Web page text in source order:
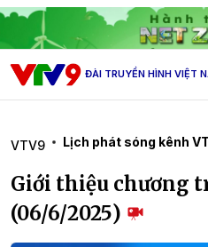
ĐÀI TRUYỀN HÌNH VIỆT
VTV9 Lịch phát sóng kênh
Giới thiệu chương
(06/6/2025)